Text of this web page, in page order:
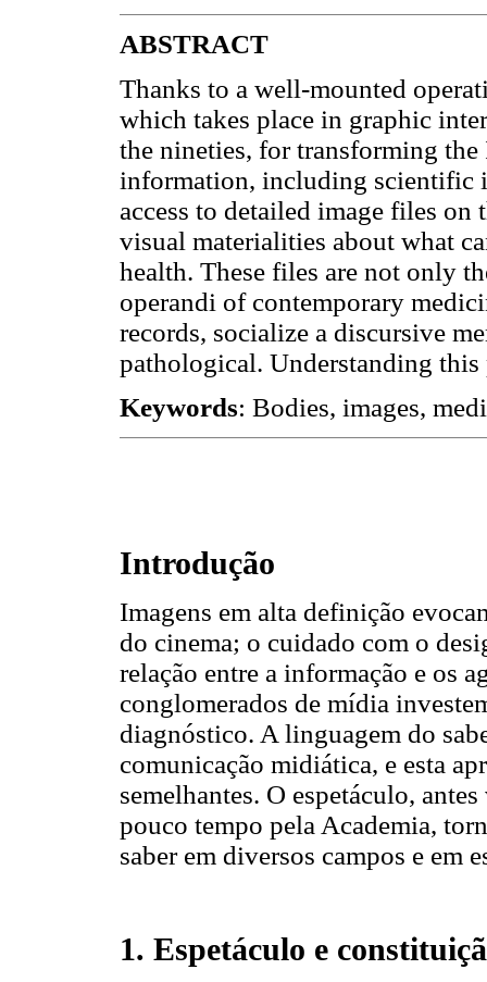
ABSTRACT
Thanks to a well-mounted
which takes place in graphic
the nineties, for transforming the
information, including scientific
access to detailed image files
visual materialities about what
health. These files are not only
operandi of contemporary
records, socialize a discursive
pathological. Understanding
Keywords: Bodies, images,
Introdução
Imagens em alta definição
do cinema; o cuidado com o
relação entre a informação e os
conglomerados de mídia
diagnóstico. A linguagem do
comunicação midiática, e esta
semelhantes. O espetáculo,
pouco tempo pela Academia,
saber em diversos campos e em
1. Espetáculo e